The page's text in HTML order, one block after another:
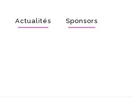
Actualités Sponsors